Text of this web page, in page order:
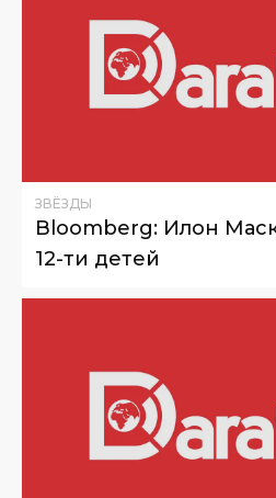
ЗВЁЗДЫ
Bloomberg: Илон
12-ти детей